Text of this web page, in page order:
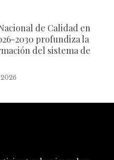
de Calidad en
2030 profundiza la
del sistema de
2026